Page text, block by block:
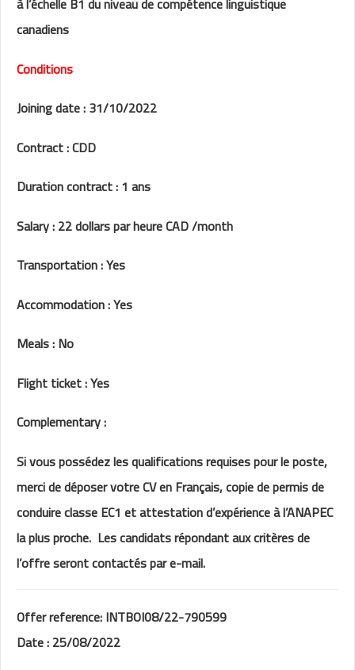
canadiens
Conditions
Joining date : 31/10/2022
Contract : CDD
Duration contract : 1 ans
Salary : 22 dollars par heure CAD /month
Transportation : Yes
Accommodation : Yes
Meals : No
Flight ticket : Yes
Complementary :
Si vous possédez les qualifications requises pour le poste,
merci de déposer votre CV en Français, copie de permis de
conduire classe EC1 et attestation d’expérience à l’ANAPEC
la plus proche. Les candidats répondant aux critères de
l’offre seront contactés par e-mail.
Offer reference: INTBOI08/22-790599
Date : 25/08/2022